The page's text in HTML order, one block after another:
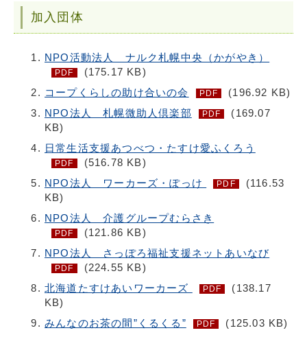
加入団体
NPO活動法人 ナルク札幌中央（かがやき）
PDF
(175.17 KB)
コープくらしの助け合いの会
PDF
(196.92 KB)
NPO法人 札幌微助人倶楽部
PDF
(169.07
KB)
日常生活支援あつべつ・たすけ愛ふくろう
PDF
(516.78 KB)
NPO法人 ワーカーズ・ぽっけ
PDF
(116.53
KB)
NPO法人 介護グループむらさき
PDF
(121.86 KB)
NPO法人 さっぽろ福祉支援ネットあいなび
PDF
(224.55 KB)
北海道たすけあいワーカーズ
PDF
(138.17
KB)
みんなのお茶の間”くるくる”
PDF
(125.03 KB)